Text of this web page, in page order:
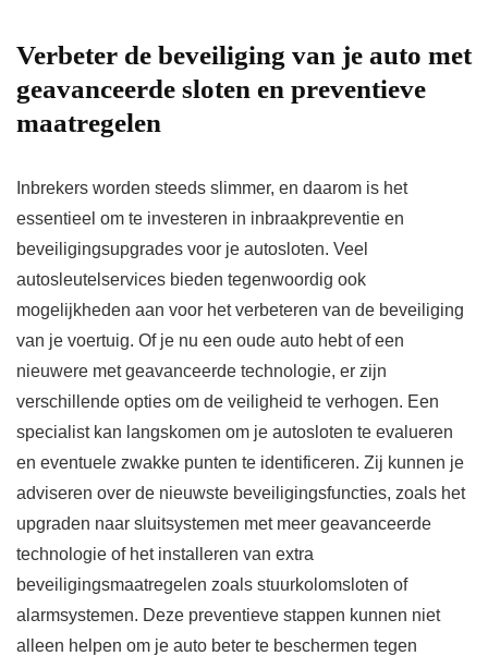
Verbeter de beveiliging van je auto met
geavanceerde sloten en preventieve
maatregelen
Inbrekers worden steeds slimmer, en daarom is het
essentieel om te investeren in inbraakpreventie en
beveiligingsupgrades voor je autosloten. Veel
autosleutelservices bieden tegenwoordig ook
mogelijkheden aan voor het verbeteren van de beveiliging
van je voertuig. Of je nu een oude auto hebt of een
nieuwere met geavanceerde technologie, er zijn
verschillende opties om de veiligheid te verhogen. Een
specialist kan langskomen om je autosloten te evalueren
en eventuele zwakke punten te identificeren. Zij kunnen je
adviseren over de nieuwste beveiligingsfuncties, zoals het
upgraden naar sluitsystemen met meer geavanceerde
technologie of het installeren van extra
beveiligingsmaatregelen zoals stuurkolomsloten of
alarmsystemen. Deze preventieve stappen kunnen niet
alleen helpen om je auto beter te beschermen tegen